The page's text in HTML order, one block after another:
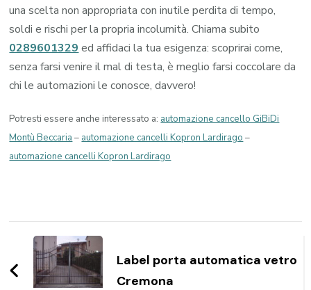
una scelta non appropriata con inutile perdita di tempo,
soldi e rischi per la propria incolumità. Chiama subito
0289601329 ed affidaci la tua esigenza: scoprirai come,
senza farsi venire il mal di testa, è meglio farsi coccolare da
chi le automazioni le conosce, davvero!
Potresti essere anche interessato a: automazione cancello GiBiDi
Montù Beccaria – automazione cancelli Kopron Lardirago –
automazione cancelli Kopron Lardirago
Navigazione
articoli
Label porta automatica vetro
Cremona